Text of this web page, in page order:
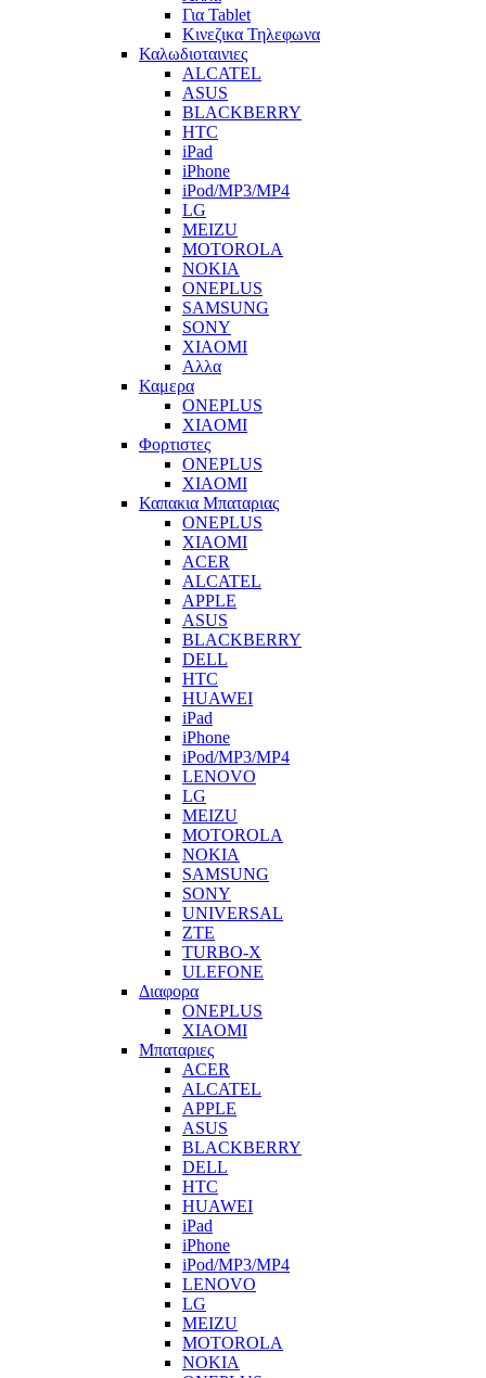
Για Tablet
Κινεζικα Τηλεφωνα
Καλωδιοταινιες
ALCATEL
ASUS
BLACKBERRY
HTC
iPad
iPhone
iPod/MP3/MP4
LG
MEIZU
MOTOROLA
NOKIA
ONEPLUS
SAMSUNG
SONY
XIAOMI
Αλλα
Καμερα
ONEPLUS
XIAOMI
Φορτιστες
ONEPLUS
XIAOMI
Καπακια Μπαταριας
ONEPLUS
XIAOMI
ACER
ALCATEL
APPLE
ASUS
BLACKBERRY
DELL
HTC
HUAWEI
iPad
iPhone
iPod/MP3/MP4
LENOVO
LG
MEIZU
MOTOROLA
NOKIA
SAMSUNG
SONY
UNIVERSAL
ZTE
TURBO-X
ULEFONE
Διαφορα
ONEPLUS
XIAOMI
Μπαταριες
ACER
ALCATEL
APPLE
ASUS
BLACKBERRY
DELL
HTC
HUAWEI
iPad
iPhone
iPod/MP3/MP4
LENOVO
LG
MEIZU
MOTOROLA
NOKIA